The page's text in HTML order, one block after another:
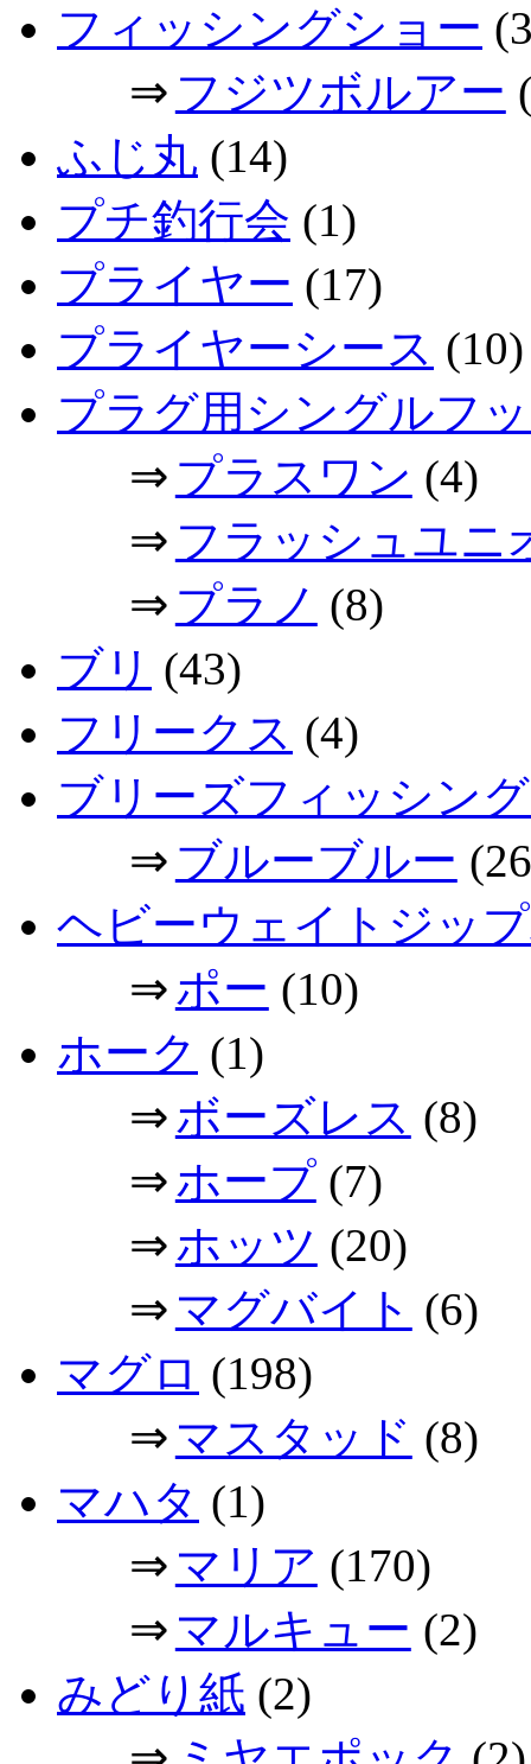
フィッシングショー
⇒ フジツボルアー
ふじ丸 (14)
プチ釣行会 (1)
プライヤー (17)
プライヤーシース (10)
プラグ用シングルフ
⇒ プラスワン (4)
⇒ フラッシュユニ
⇒ プラノ (8)
ブリ (43)
フリークス (4)
ブリーズフィッシン
⇒ ブルーブルー
ヘビーウェイトジッ
⇒ポー (10)
ホーク (1)
⇒ボーズレス (8)
⇒ホープ(7)
⇒ホッツ (20)
⇒ マグバイト (6)
マグロ (198)
⇒ マスタッド (8)
マハタ (1)
⇒ マリア (170)
⇒ マルキュー (2)
みどり紙 (2)